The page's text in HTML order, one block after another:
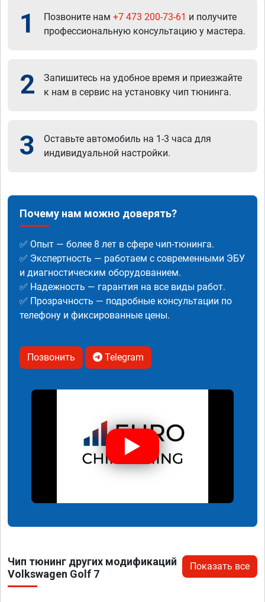
1 Позвоните нам +7 473 200-73-61 и получите
профессиональную консультацию у мастера.
2
Запишитесь на удобное время и приезжайте
к нам в сервис на установку чип тюнинга.
3
Оставьте автомобиль на 1-3 часа для
индивидуальной настройки.
Почему нам можно доверять?
✅ Опыт — более 8 лет в сфере чип-тюнинга.
✅ Экспертность — работаем с современными ЭБУ
и диагностическим оборудованием.
✅ Надежность — гарантия на все виды работ.
✅ Прозрачность — подробные консультации по
телефону и фиксированные цены.
Позвонить Telegram
Чип тюнинг других модификаций
Volkswagen Golf 7
Показать все